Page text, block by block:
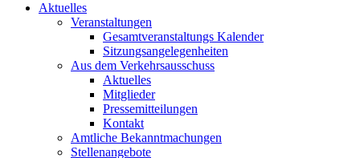
Aktuelles
Veranstaltungen
Gesamtveranstaltungs Kalender
Sitzungsangelegenheiten
Aus dem Verkehrsausschuss
Aktuelles
Mitglieder
Pressemitteilungen
Kontakt
Amtliche Bekanntmachungen
Stellenangebote